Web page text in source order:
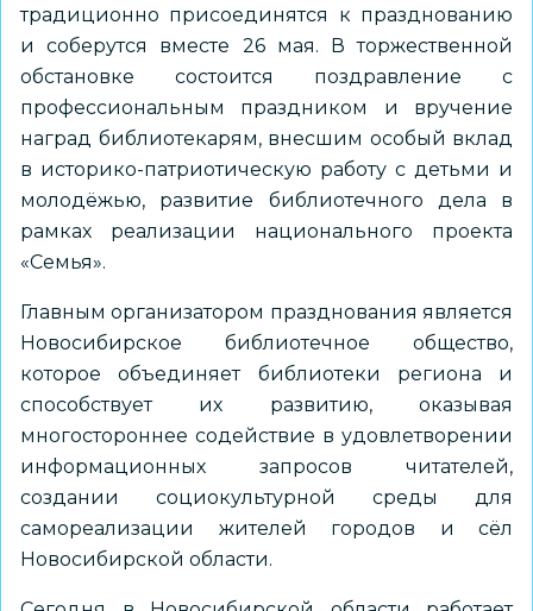
традиционно присоединятся к празднованию
и соберутся вместе 26 мая. В торжественной
обстановке состоится поздравление с
профессиональным праздником и вручение
наград библиотекарям, внесшим особый вклад
в историко-патриотическую работу с детьми и
молодёжью, развитие библиотечного дела в
рамках реализации национального проекта
«Семья».
Главным организатором празднования является
Новосибирское библиотечное общество,
которое объединяет библиотеки региона и
способствует их развитию, оказывая
многостороннее содействие в удовлетворении
информационных запросов читателей,
создании социокультурной среды для
самореализации жителей городов и сёл
Новосибирской области.